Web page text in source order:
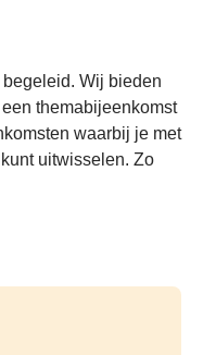
Wij bieden
themabijeenkomst
waarbij je met
uitwisselen. Zo